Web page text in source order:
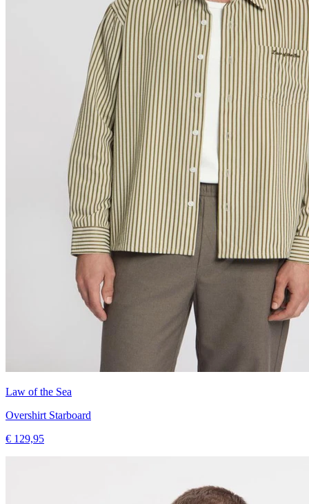
Law of the Sea
Overshirt Starboard
€ 129,95